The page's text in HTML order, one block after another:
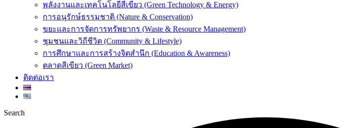
พลังงานและเทคโนโลยีสีเขียว (Green Technology & Energy)
การอนุรักษ์ธรรมชาติ (Nature & Conservation)
ขยะและการจัดการทรัพยากร (Waste & Resource Management)
ชุมชนและวิถีชีวิต (Community & Lifestyle)
การศึกษาและการสร้างจิตสำนึก (Education & Awareness)
ตลาดสีเขียว (Green Market)
ติดต่อเรา
Search